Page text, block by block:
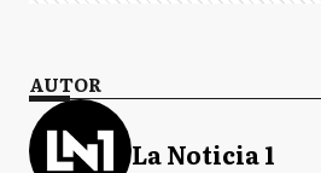
AUTOR
La Noticia 1